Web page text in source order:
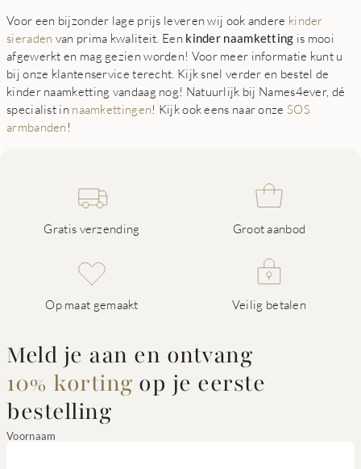
Voor een bijzonder lage prijs leveren wij ook andere kinder
sieraden van prima kwaliteit. Een kinder naamketting is mooi
afgewerkt en mag gezien worden! Voor meer informatie kunt u
bij onze klantenservice terecht. Kijk snel verder en bestel de
kinder naamketting vandaag nog! Natuurlijk bij Names4ever, dé
specialist in naamkettingen! Kijk ook eens naar onze SOS
armbanden !
Gratis verzending Groot aanbod
Op maat gemaakt Veilig betalen
Meld je aan en ontvang
10% korting op je eerste
bestelling
Voornaam